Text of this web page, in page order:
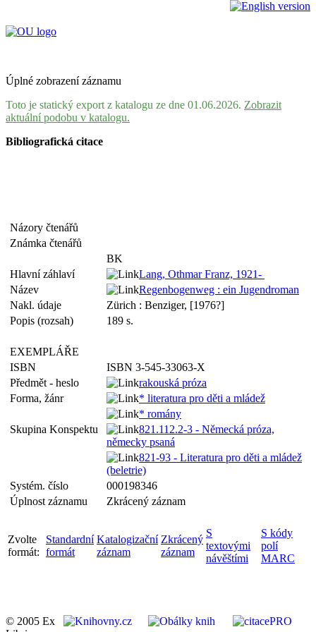
Úplné zobrazení záznamu
Toto je statický export z katalogu ze dne 01.06.2026. Zobrazit
aktuální podobu v katalogu.
Bibliografická citace
Názory čtenářů
Známka čtenářů
BK
Hlavní záhlaví
Lang, Othmar Franz, 1921-
Název
Regenbogenweg : ein Jugendroman
Nakl. údaje
Zürich : Benziger, [1976?]
Popis (rozsah)
189 s.
EXEMPLÁŘE
ISBN
ISBN 3-545-33063-X
Předmět - heslo
rakouská próza
Forma, žánr
* literatura pro děti a mládež
* romány
Skupina Konspektu
821.112.2-3 - Německá próza,
německy psaná
821-93 - Literatura pro děti a mládež
(beletrie)
Systém. číslo
000198346
Úplnost záznamu
Zkrácený záznam
Zvolte
formát:
Standardní
formát
Katalogizační
záznam
Zkrácený
záznam
S
textovými
návěštími
S kódy
polí
MARC
© 2005 Ex